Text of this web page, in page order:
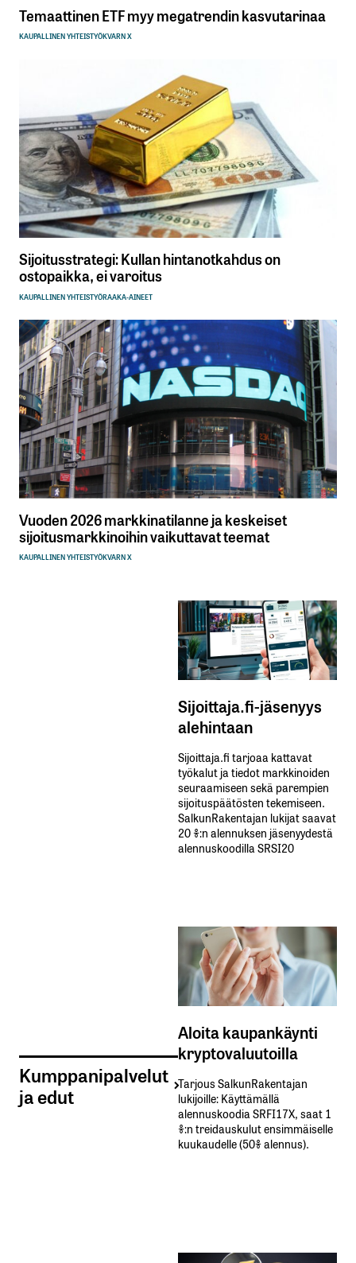
Temaattinen ETF myy megatrendin kasvutarinaa
KAUPALLINEN YHTEISTYÖKVARN X
Sijoitusstrategi: Kullan hintanotkahdus on
ostopaikka, ei varoitus
KAUPALLINEN YHTEISTYÖRAAKA-AINEET
Vuoden 2026 markkinatilanne ja keskeiset
sijoitusmarkkinoihin vaikuttavat teemat
KAUPALLINEN YHTEISTYÖKVARN X
Kumppanipalvelut
ja edut
Sijoittaja.fi-jäsenyys
alehintaan
Sijoittaja.fi tarjoaa kattavat
työkalut ja tiedot markkinoiden
seuraamiseen sekä parempien
sijoituspäätösten tekemiseen.
SalkunRakentajan lukijat saavat
20 %:n alennuksen jäsenyydestä
alennuskoodilla SRSI20
Aloita kaupankäynti
kryptovaluutoilla
Tarjous SalkunRakentajan
lukijoille: Käyttämällä​ ​
alennuskoodia​ ​SRFI17X,​ ​saat​ ​1
%:n treidauskulut​ ​ensimmäiselle​ ​
kuukaudelle​ ​(50%​ ​alennus).